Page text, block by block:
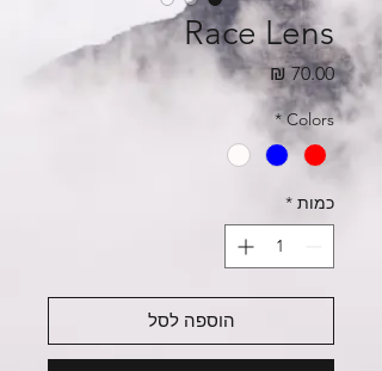
Race Lens
מחיר
Colors
*
כמות *
הוספה לסל